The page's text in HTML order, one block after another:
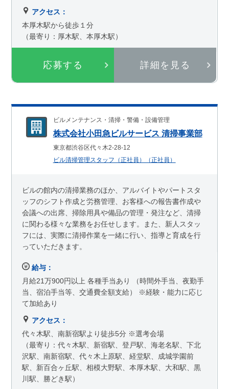
応募する 詳細を見る
アクセス：
本厚木駅から徒歩１分
（最寄り：厚木駅、本厚木駅）
ビルメンテナンス・清掃・警備・設備管理
株式会社小田急ビルサービス 清掃事業部
東京都渋谷区代々木2-28-12
ビル清掃管理スタッフ（正社員）（正社員）
ビルの館内の清掃業務のほか、アルバイトやパートスタ
ッフのシフト作成と労務管理、お客様への報告書作成や
会議への出席、掃除用具や備品の管理・発注など、清掃
に関わる様々な業務をお任せします。また、新人スタッ
フには、実際に清掃作業を一緒に行い、指導と育成を行
っていただきます。
給与：
月給21万900円以上 各種手当あり （時間外手当、夜勤手
当、宿泊手当等、交通費全額支給） ※経験・能力に応じ
て加給あり
アクセス：
代々木駅、南新宿駅より徒歩5分 ※選考会場
（最寄り：代々木駅、新宿駅、登戸駅、海老名駅、下北
沢駅、南新宿駅、代々木上原駅、経堂駅、成城学園前
駅、新百合ヶ丘駅、相模大野駅、本厚木駅、大和駅、黒
川駅、勝どき駅）